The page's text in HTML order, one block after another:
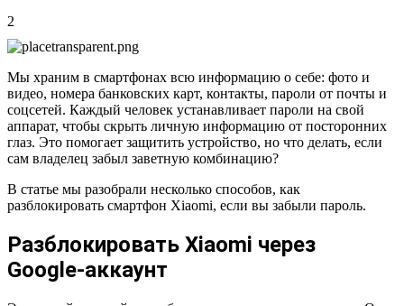
2
Мы храним в смартфонах всю информацию о себе: фото и
видео, номера банковских карт, контакты, пароли от почты и
соцсетей. Каждый человек устанавливает пароли на свой
аппарат, чтобы скрыть личную информацию от посторонних
глаз. Это помогает защитить устройство, но что делать, если
сам владелец забыл заветную комбинацию?
В статье мы разобрали несколько способов, как
разблокировать смартфон Xiaomi, если вы забыли пароль.
Разблокировать Xiaomi через
Google-аккаунт